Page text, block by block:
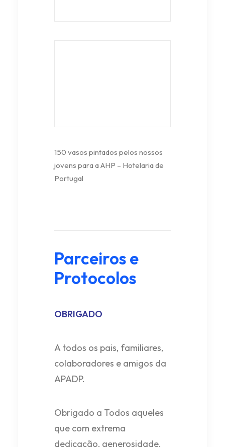
150 vasos pintados pelos nossos
jovens para a AHP – Hotelaria de
Portugal
Parceiros e
Protocolos
OBRIGADO
A todos os pais, familiares,
colaboradores e amigos da
APADP.
Obrigado a Todos aqueles
que com extrema
dedicação, generosidade,